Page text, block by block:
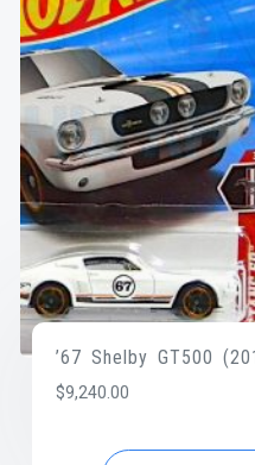
’67 Shelby GT500
$9,240.00